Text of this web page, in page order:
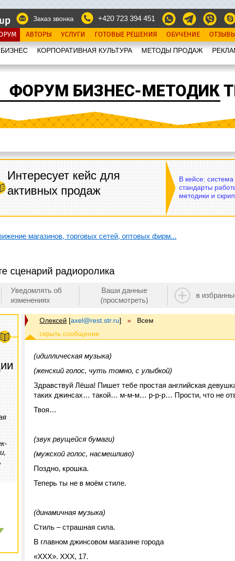
Заказ звонка
+420 723 394 451
АВТОРЫ УСЛУГИ ГОТОВЫЕ РЕШЕНИЯ ОБУЧЕНИЕ ОТЗЫВЫ
КОРПОРАТИВНАЯ КУЛЬТУРА МЕТОДЫ ПРОДАЖ
ФОРУМ БИЗНЕС-МЕТОДИК
Интересует кейс для
активных продаж
В кейсе:
стандарты
методики и
магазинов, торговых сетей, оптовых фирм...
сценарий радиоролика
Уведомлять об
изменениях
Ваши данные
(просмотреть)
в
Олексей [axel@rest.str.ru] » Всем
(идиллическая музыка)
(женский голос, чуть томно, с улыбкой)
Здравствуй Лёша! Пишет тебе простая английская
таких джинсах… такой… м-м-м… р-р-р… Прости, что не
Твоя…
(звук рвущейся бумаги)
(мужской голос, насмешливо)
Поздно, крошка.
Теперь ты не в моём стиле.
(динамичная музыка)
Стиль – страшная сила.
В главном джинсовом магазине города
«XXX». XXX, 17.